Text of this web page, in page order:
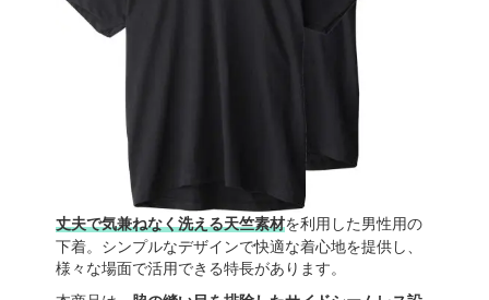
丈夫で気兼ねなく洗える天竺素材を利用した男性用の
下着。シンプルなデザインで快適な着心地を提供し、
様々な場面で活用できる特長があります。